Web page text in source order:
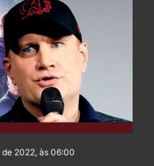
2022, às 06:00